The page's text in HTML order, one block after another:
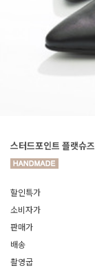
스터드포인트 플랫슈즈
할인특가
소비자가
판매가
배송
촬영굽